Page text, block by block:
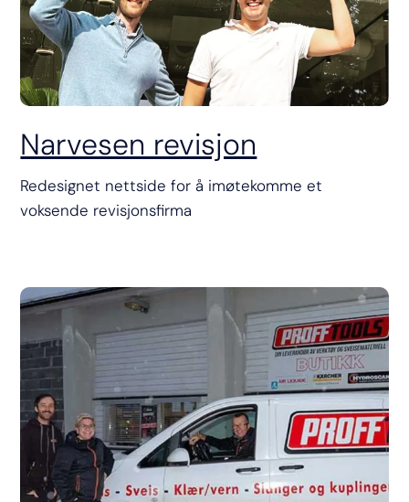
Narvesen revisjon
Redesignet nettside for å imøtekomme et
voksende revisjonsfirma